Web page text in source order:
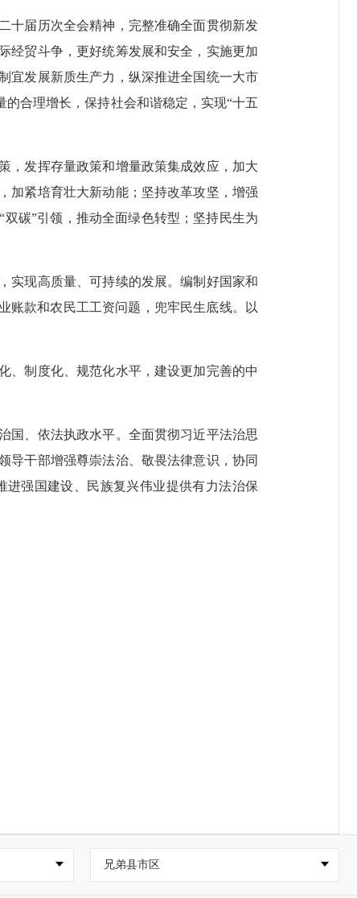
届历次全会精神，完整准确全面贯彻新发
经贸斗争，更好统筹发展和安全，实施更加
宜发展新质生产力，纵深推进全国统一大市
合理增长，保持社会和谐稳定，实现“十五
发挥存量政策和增量政策集成效应，加大
加紧培育壮大新动能；坚持改革攻坚，增强
碳”引领，推动全面绿色转型；坚持民生为
现高质量、可持续的发展。编制好国家和
账款和农民工工资问题，兜牢民生底线。以
制度化、规范化水平，建设更加完善的中
、依法执政水平。全面贯彻习近平法治思
导干部增强尊崇法治、敬畏法律意识，协同
强国建设、民族复兴伟业提供有力法治保
兄弟县市区